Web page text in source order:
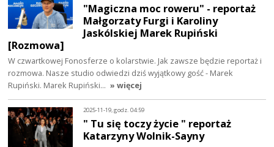
"Magiczna moc roweru" - reportaż
Małgorzaty Furgi i Karoliny
Jaskólskiej Marek Rupiński
[Rozmowa]
W czwartkowej Fonosferze o kolarstwie. Jak zawsze będzie reportaż i
rozmowa. Nasze studio odwiedzi dziś wyjątkowy gość - Marek
Rupiński. Marek Rupiński… » więcej
2025-11-19, godz. 04:59
" Tu się toczy życie " reportaż
Katarzyny Wolnik-Sayny